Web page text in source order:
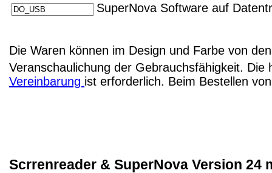
SuperNova Software auf
Die Waren können im Design und Farbe von
Veranschaulichung der Gebrauchsfähigkeit.
Vereinbarung ist erforderlich. Beim Bestellen
Scrrenreader & SuperNova Version 24